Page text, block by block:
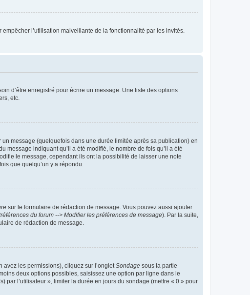
l’utilisation malveillante de la fonctionnalité par les invités.
d’être enregistré pour écrire un message. Une liste des options
etc.
message (quelquefois dans une durée limitée après sa publication) en
message indiquant qu’il a été modifié, le nombre de fois qu’il a été
le message, cependant ils ont la possibilité de laisser une note
que quelqu’un y a répondu.
sur le formulaire de rédaction de message. Vous pouvez aussi ajouter
du forum --> Modifier les préférences de message). Par la suite,
de rédaction de message.
avez les permissions), cliquez sur l’onglet Sondage sous la partie
deux options possibles, saisissez une option par ligne dans le
par l’utilisateur », limiter la durée en jours du sondage (mettre « 0 » pour